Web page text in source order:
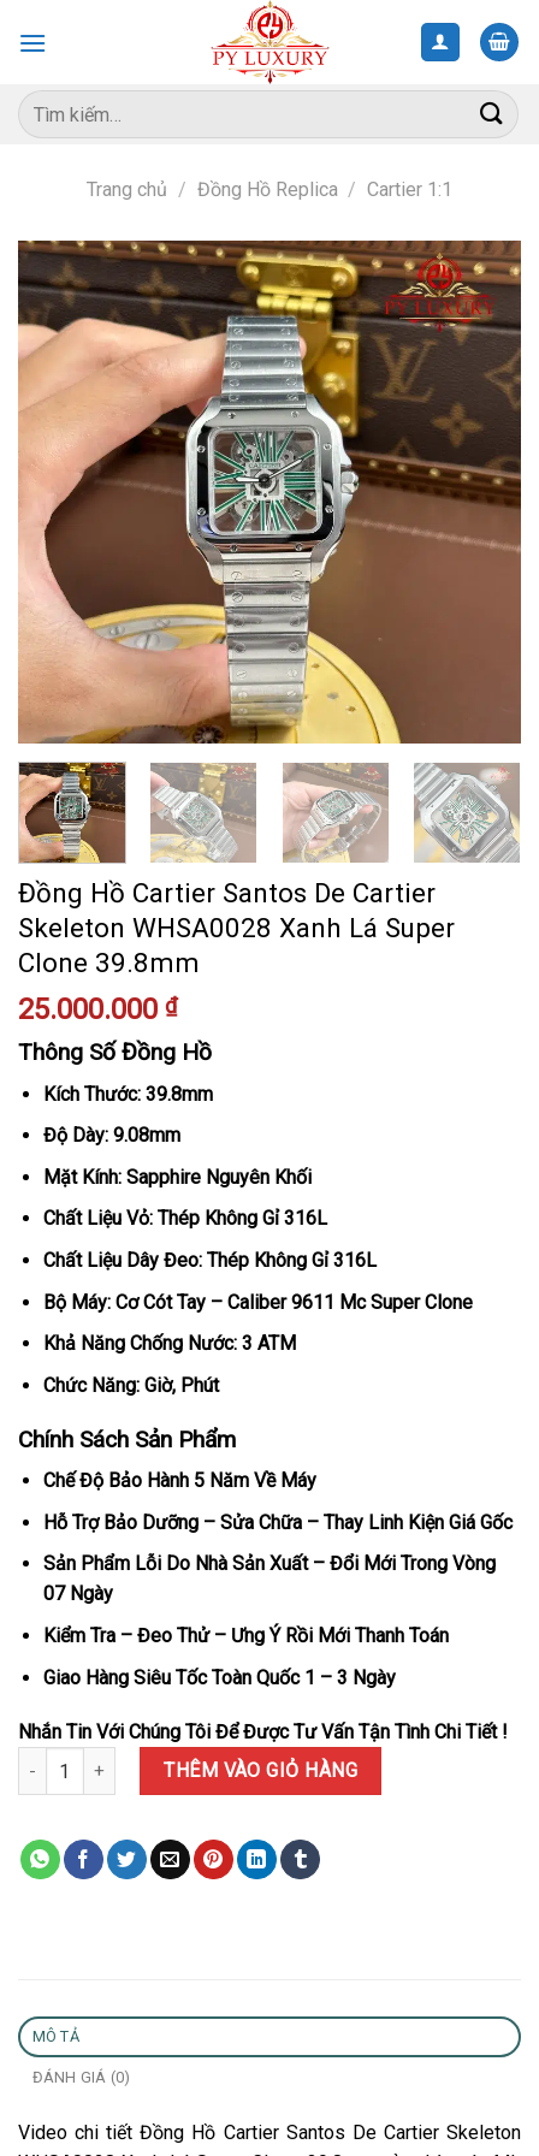
Tìm
kiếm:
Trang chủ / Đồng Hồ Replica / Cartier 1:1
Đồng Hồ Cartier Santos De Cartier
Skeleton WHSA0028 Xanh Lá Super
Clone 39.8mm
25.000.000 ₫
Thông Số Đồng Hồ
Kích Thước: 39.8mm
Độ Dày: 9.08mm
Mặt Kính: Sapphire Nguyên Khối
Chất Liệu Vỏ: Thép Không Gỉ 316L
Chất Liệu Dây Đeo: Thép Không Gỉ 316L
Bộ Máy: Cơ Cót Tay – Caliber 9611 Mc Super Clone
Khả Năng Chống Nước: 3 ATM
Chức Năng: Giờ, Phút
Chính Sách Sản Phẩm
Chế Độ Bảo Hành 5 Năm Về Máy
Hỗ Trợ Bảo Dưỡng – Sửa Chữa – Thay Linh Kiện Giá Gốc
Sản Phẩm Lỗi Do Nhà Sản Xuất – Đổi Mới Trong Vòng
07 Ngày
Kiểm Tra – Đeo Thử – Ưng Ý Rồi Mới Thanh Toán
Giao Hàng Siêu Tốc Toàn Quốc 1 – 3 Ngày
Nhắn Tin Với Chúng Tôi Để Được Tư Vấn Tận Tình Chi Tiết !
Đồng Hồ Cartier Santos De Cartier Skeleton WHSA0028 Xanh Lá
THÊM VÀO GIỎ HÀNG
MÔ TẢ
ĐÁNH GIÁ (0)
Video chi tiết Đồng Hồ Cartier Santos De Cartier Skeleton